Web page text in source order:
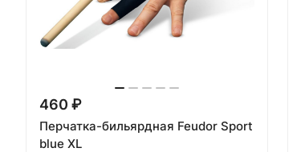
460 ₽
Перчатка-бильярдная Feudor Sport
blue XL